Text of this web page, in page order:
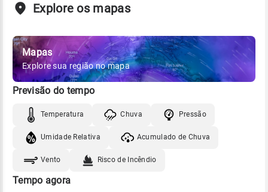
Explore os mapas
Mapas
Explore sua região no mapa
Previsão do tempo
Temperatura Chuva Pressão
Umidade Relativa Acumulado de Chuva
Vento Risco de Incêndio
Tempo agora